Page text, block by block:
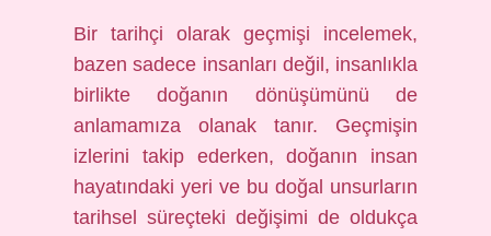
Bir tarihçi olarak geçmişi incelemek,
bazen sadece insanları değil, insanlıkla
birlikte doğanın dönüşümünü de
anlamamıza olanak tanır. Geçmişin
izlerini takip ederken, doğanın insan
hayatındaki yeri ve bu doğal unsurların
tarihsel süreçteki değişimi de oldukça